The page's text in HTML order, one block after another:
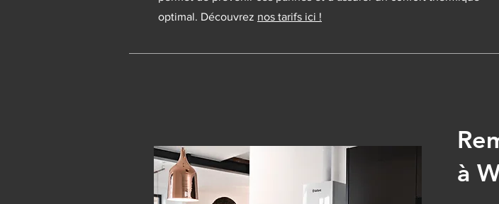
optimal. Découvrez nos tarifs ici !
à